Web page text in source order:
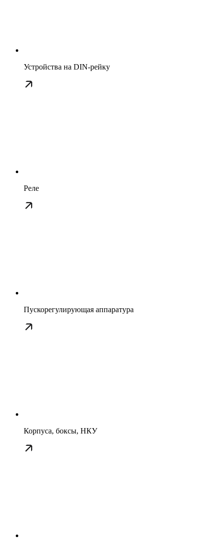
Устройства на DIN-рейку
Реле
Пускорегулирующая аппаратура
Корпуса, боксы, НКУ